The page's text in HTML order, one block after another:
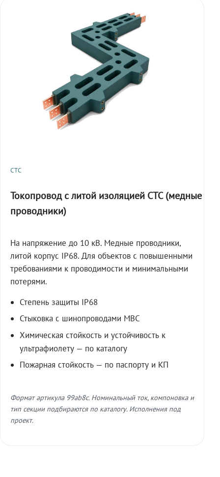
СТС
Токопровод с литой изоляцией СТС (медные
проводники)
На напряжение до 10 кВ. Медные проводники,
литой корпус IP68. Для объектов с повышенными
требованиями к проводимости и минимальными
потерями.
Степень защиты IP68
Стыковка с шинопроводами МВС
Химическая стойкость и устойчивость к
ультрафиолету — по каталогу
Пожарная стойкость — по паспорту и КП
Формат артикула 99ab8c. Номинальный ток, компоновка и
тип секции подбираются по каталогу. Исполнения под
проект.